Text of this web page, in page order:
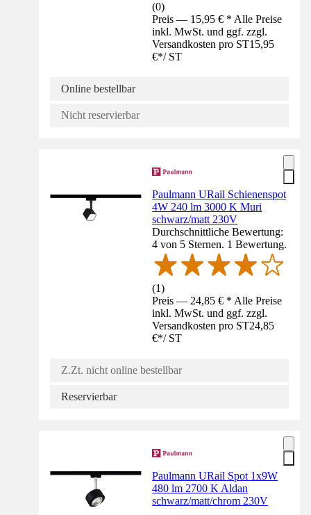
(0)
Preis — 15,95 € * Alle Preise
inkl. MwSt. und ggf. zzgl.
Versandkosten pro ST15,95
€*/ ST
Online bestellbar
Nicht reservierbar
Paulmann URail Schienenspot
4W 240 lm 3000 K Muri
schwarz/matt 230V
Durchschnittliche Bewertung:
4 von 5 Sternen. 1 Bewertung.
(1)
Preis — 24,85 € * Alle Preise
inkl. MwSt. und ggf. zzgl.
Versandkosten pro ST24,85
€*/ ST
Z.Zt. nicht online bestellbar
Reservierbar
Paulmann URail Spot 1x9W
480 lm 2700 K Aldan
schwarz/matt/chrom 230V